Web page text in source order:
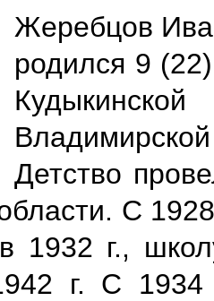
Жеребцов
родился 9
Детство
С
в 1932 г.,
г. С